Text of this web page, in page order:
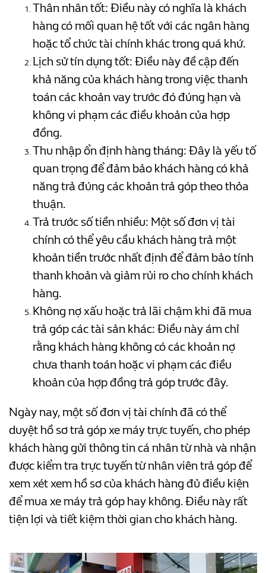
Thân nhân tốt: Điều này có nghĩa là khách
hàng có mối quan hệ tốt với các ngân hàng
hoặc tổ chức tài chính khác trong quá khứ.
Lịch sử tín dụng tốt: Điều này đề cập đến
khả năng của khách hàng trong việc thanh
toán các khoản vay trước đó đúng hạn và
không vi phạm các điều khoản của hợp
đồng.
Thu nhập ổn định hàng tháng: Đây là yếu tố
quan trọng để đảm bảo khách hàng có khả
năng trả đúng các khoản trả góp theo thỏa
thuận.
Trả trước số tiền nhiều: Một số đơn vị tài
chính có thể yêu cầu khách hàng trả một
khoản tiền trước nhất định để đảm bảo tính
thanh khoản và giảm rủi ro cho chính khách
hàng.
Không nợ xấu hoặc trả lãi chậm khi đã mua
trả góp các tài sản khác: Điều này ám chỉ
rằng khách hàng không có các khoản nợ
chưa thanh toán hoặc vi phạm các điều
khoản của hợp đồng trả góp trước đây.
Ngày nay, một số đơn vị tài chính đã có thể
duyệt hồ sơ trả góp xe máy trực tuyến, cho phép
khách hàng gửi thông tin cá nhân từ nhà và nhận
được kiểm tra trực tuyến từ nhân viên trả góp để
xem xét xem hồ sơ của khách hàng đủ điều kiện
để mua xe máy trả góp hay không. Điều này rất
tiện lợi và tiết kiệm thời gian cho khách hàng.